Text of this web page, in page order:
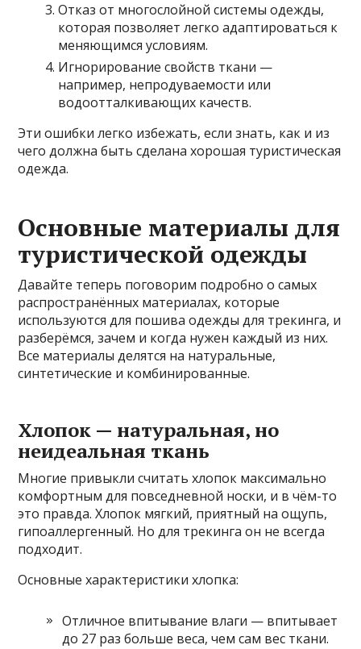
Отказ от многослойной системы одежды,
которая позволяет легко адаптироваться к
меняющимся условиям.
Игнорирование свойств ткани —
например, непродуваемости или
водоотталкивающих качеств.
Эти ошибки легко избежать, если знать, как и из
чего должна быть сделана хорошая туристическая
одежда.
Основные материалы для
туристической одежды
Давайте теперь поговорим подробно о самых
распространённых материалах, которые
используются для пошива одежды для трекинга, и
разберёмся, зачем и когда нужен каждый из них.
Все материалы делятся на натуральные,
синтетические и комбинированные.
Хлопок — натуральная, но
неидеальная ткань
Многие привыкли считать хлопок максимально
комфортным для повседневной носки, и в чём-то
это правда. Хлопок мягкий, приятный на ощупь,
гипоаллергенный. Но для трекинга он не всегда
подходит.
Основные характеристики хлопка:
Отличное впитывание влаги — впитывает
до 27 раз больше веса, чем сам вес ткани.